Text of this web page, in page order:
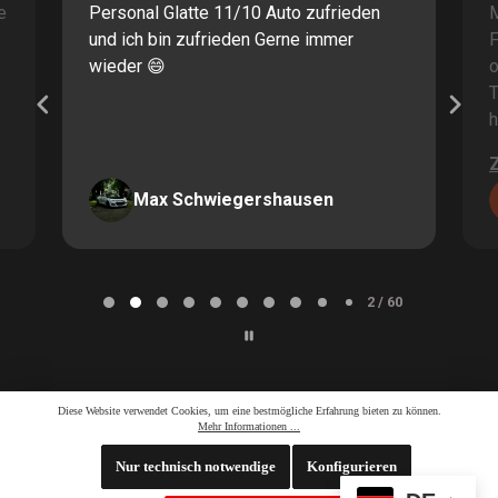
Diese Website verwendet Cookies, um eine bestmögliche Erfahrung bieten zu können.
Mehr Informationen ...
Nur technisch notwendige Konfigurieren
Personal Glatte 11/10 Auto zufrieden
und ich bin zufrieden Gerne immer
wieder 😄
Max Schwiegershausen
2 / 60